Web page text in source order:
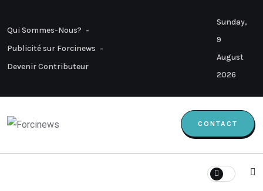
Qui Sommes-Nous?
Publicité sur Forcinews
Devenir Contributeur
Sunday,
9
August
2026
CONTACT